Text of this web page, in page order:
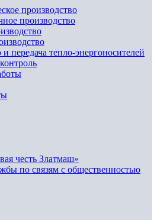
производство
производство
передача тепло-энергоносителей
честь Златмаш»
по связям с общественностью